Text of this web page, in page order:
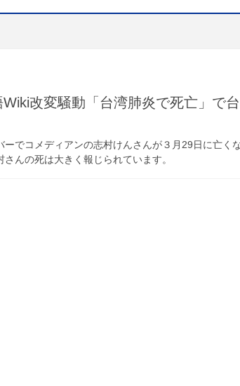
改変騒動「台湾肺炎で死亡」で
でコメディアンの志村けんさんが３月29日に亡く
んの死は大きく報じられています。